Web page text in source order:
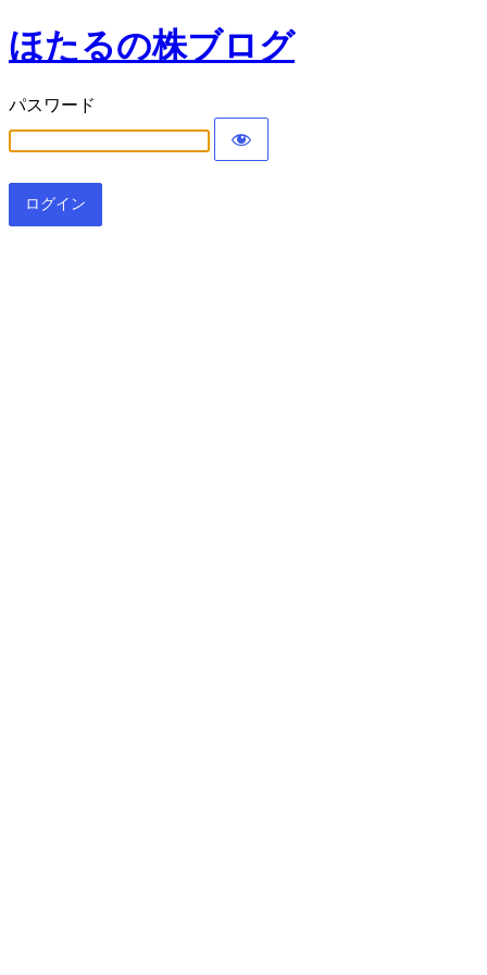
ほたるの株ブログ
パスワード